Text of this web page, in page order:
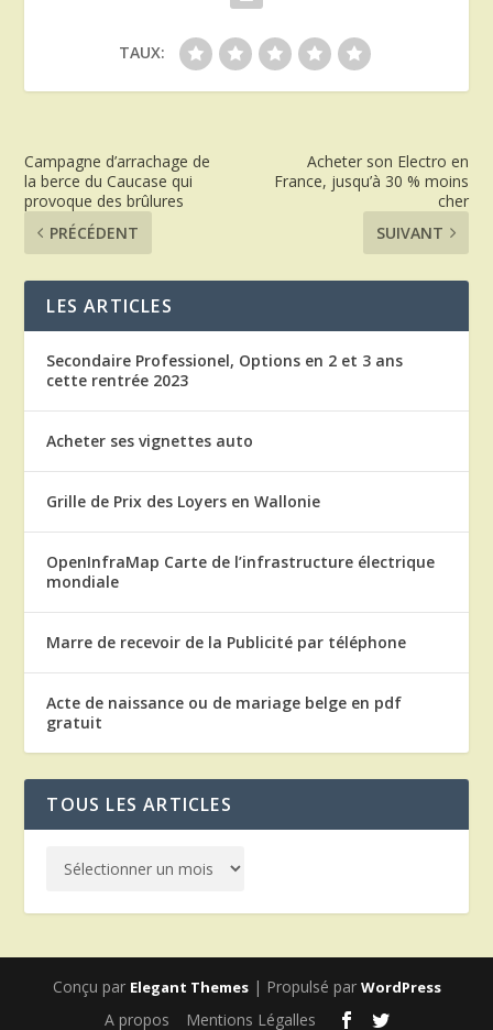
TAUX:
Campagne d’arrachage de
la berce du Caucase qui
provoque des brûlures
PRÉCÉDENT
Acheter son Electro en
France, jusqu’à 30 % moins
cher
SUIVANT
LES ARTICLES
Secondaire Professionel, Options en 2 et 3 ans
cette rentrée 2023
Acheter ses vignettes auto
Grille de Prix des Loyers en Wallonie
OpenInfraMap Carte de l’infrastructure électrique
mondiale
Marre de recevoir de la Publicité par téléphone
Acte de naissance ou de mariage belge en pdf
gratuit
TOUS LES ARTICLES
Conçu par Elegant Themes| Propulsé par WordPress
A propos Mentions Légalles